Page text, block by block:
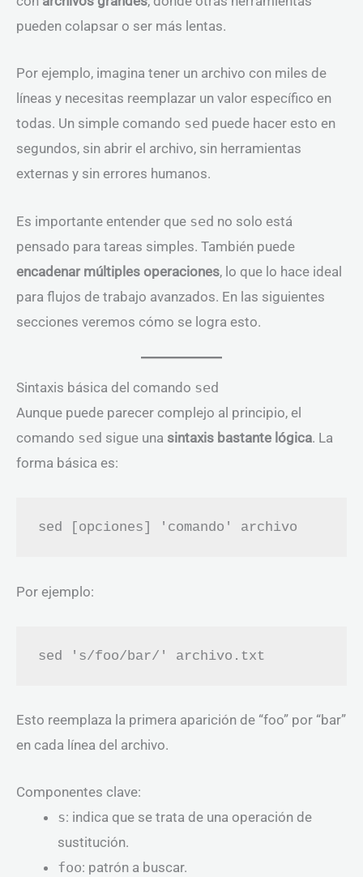
pueden colapsar o ser más lentas.
Por ejemplo, imagina tener un archivo con miles de
líneas y necesitas reemplazar un valor específico en
todas. Un simple comando sed puede hacer esto en
segundos, sin abrir el archivo, sin herramientas
externas y sin errores humanos.
Es importante entender que sed no solo está
pensado para tareas simples. También puede
encadenar múltiples operaciones, lo que lo hace ideal
para flujos de trabajo avanzados. En las siguientes
secciones veremos cómo se logra esto.
Sintaxis básica del comando sed
Aunque puede parecer complejo al principio, el
comando sed sigue una sintaxis bastante lógica. La
forma básica es:
Por ejemplo:
Esto reemplaza la primera aparición de “foo” por “bar”
en cada línea del archivo.
Componentes clave:
s: indica que se trata de una operación de
sustitución.
foo: patrón a buscar.